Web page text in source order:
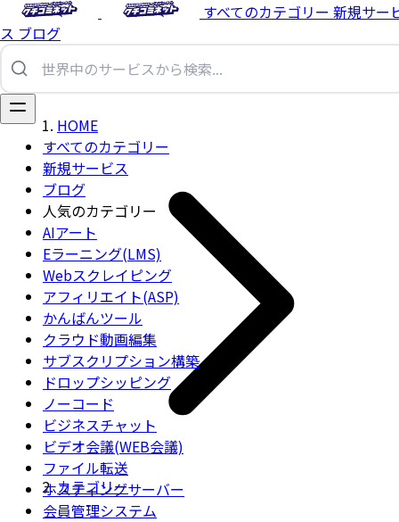
すべてのカテゴリー 新規サー
ス ブログ
すべてのカテゴリー
新規サービス
ブログ
人気のカテゴリー
AIアート
Eラーニング(LMS)
Webスクレイピング
アフィリエイト(ASP)
かんばんツール
クラウド動画編集
サブスクリプション構築
ドロップシッピング
ノーコード
ビジネスチャット
ビデオ会議(WEB会議)
ファイル転送
ホスティングサーバー
会員管理システム
HOME
カテゴリー